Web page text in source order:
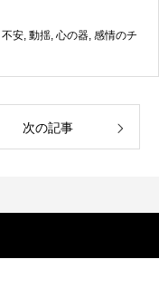
不安, 動揺, 心の器, 感情のチ
次の記事